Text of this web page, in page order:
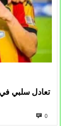
تعادل سلبي
0